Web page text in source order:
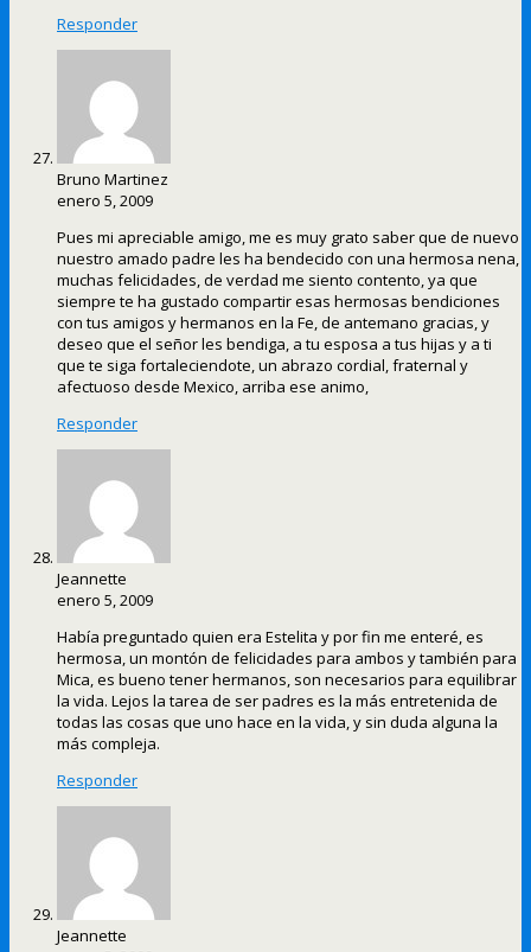
Responder
Bruno Martinez
enero 5, 2009
Pues mi apreciable amigo, me es muy grato saber que de nuevo
nuestro amado padre les ha bendecido con una hermosa nena,
muchas felicidades, de verdad me siento contento, ya que
siempre te ha gustado compartir esas hermosas bendiciones
con tus amigos y hermanos en la Fe, de antemano gracias, y
deseo que el señor les bendiga, a tu esposa a tus hijas y a ti
que te siga fortaleciendote, un abrazo cordial, fraternal y
afectuoso desde Mexico, arriba ese animo,
Responder
Jeannette
enero 5, 2009
Había preguntado quien era Estelita y por fin me enteré, es
hermosa, un montón de felicidades para ambos y también para
Mica, es bueno tener hermanos, son necesarios para equilibrar
la vida. Lejos la tarea de ser padres es la más entretenida de
todas las cosas que uno hace en la vida, y sin duda alguna la
más compleja.
Responder
Jeannette